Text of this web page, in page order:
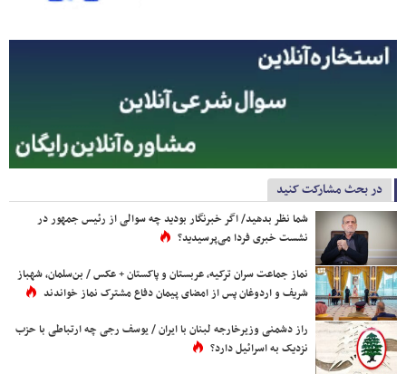
در بحث مشارکت کنید
شما نظر بدهید/ اگر خبرنگار بودید چه سوالی از رئیس جمهور در
نشست خبری فردا می‌پرسیدید؟
نماز جماعت سران ترکیه، عربستان و پاکستان + عکس / بن‌سلمان، شهباز
شریف و اردوغان پس از امضای پیمان دفاع مشترک نماز خواندند
راز دشمنی وزیرخارجه لبنان با ایران / یوسف رجی چه ارتباطی با حزب
نزدیک به اسرائیل دارد؟